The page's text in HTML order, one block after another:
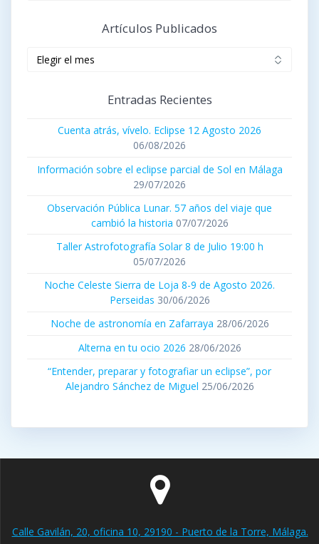
Artículos Publicados
Entradas Recientes
Cuenta atrás, vívelo. Eclipse 12 Agosto 2026
06/08/2026
Información sobre el eclipse parcial de Sol en Málaga
29/07/2026
Observación Pública Lunar. 57 años del viaje que
cambió la historia 07/07/2026
Taller Astrofotografía Solar 8 de Julio 19:00 h
05/07/2026
Noche Celeste Sierra de Loja 8-9 de Agosto 2026.
Perseidas 30/06/2026
Noche de astronomía en Zafarraya 28/06/2026
Alterna en tu ocio 2026 28/06/2026
“Entender, preparar y fotografiar un eclipse”, por
Alejandro Sánchez de Miguel 25/06/2026
Calle Gavilán, 20, oficina 10, 29190 - Puerto de la Torre, Málaga.